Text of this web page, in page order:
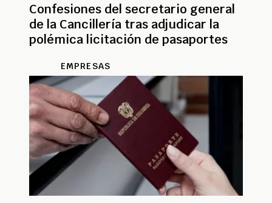
Confesiones del secretario general
de la Cancillería tras adjudicar la
polémica licitación de pasaportes
EMPRESAS